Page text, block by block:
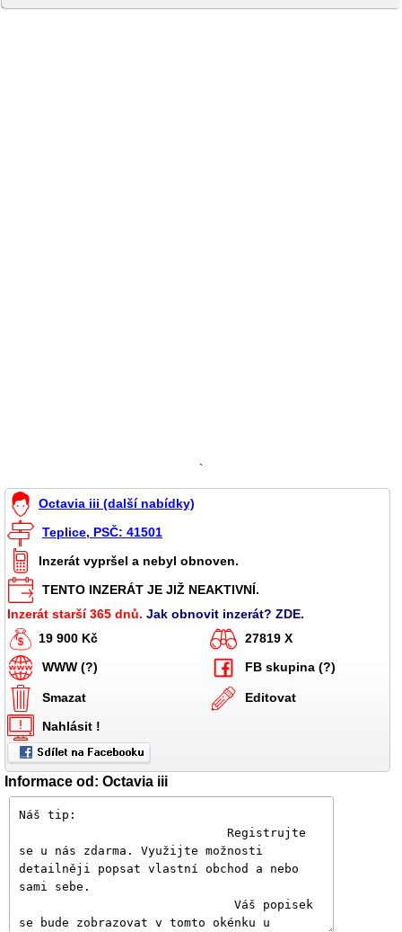
`
Octavia iii (další nabídky)
Teplice, PSČ: 41501
Inzerát vypršel a nebyl obnoven.
TENTO INZERÁT JE JIŽ NEAKTIVNÍ.
Inzerát starší 365 dnů. Jak obnovit inzerát? ZDE.
19 900 Kč
27819 X
WWW (?)
FB skupina (?)
Smazat
Editovat
Nahlásit !
Informace od: Octavia iii